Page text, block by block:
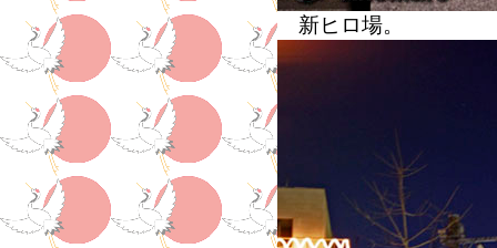
新ヒロ場。